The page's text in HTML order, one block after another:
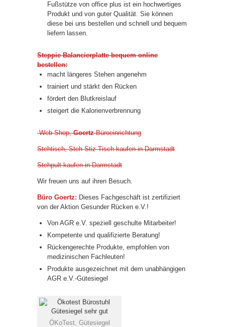
Fußstütze von office plus ist ein hochwertiges
Produkt und von guter Qualität. Sie können
diese bei uns bestellen und schnell und bequem
liefern lassen.
Steppie Balancierplatte bequem online
bestellen:
macht längeres Stehen angenehm
trainiert und stärkt den Rücken
fördert den Blutkreislauf
steigert die Kalorienverbrennung
Web-Shop,GoertzBüroeinrichtung
Stehtisch, Steh-Stiz-Tisch kaufen in Darmstadt
Stehpult kaufen in Darmstadt
Wir freuen uns auf ihren Besuch.
Büro Goertz: Dieses Fachgeschäft ist zertifiziert
von der Aktion Gesunder Rücken e.V.!
Von AGR e.V. speziell geschulte Mitarbeiter!
Kompetente und qualifizierte Beratung!
Rückengerechte Produkte, empfohlen von
medizinischen Fachleuten!
Produkte ausgezeichnet mit dem unabhängigen
AGR e.V.-Gütesiegel
ÖKoTest, Gütesiegel